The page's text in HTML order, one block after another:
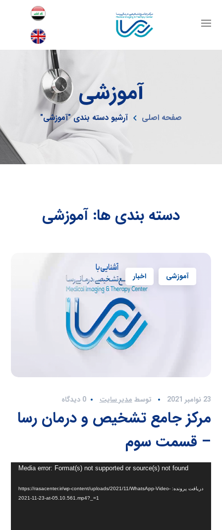
آموزشی
صفحه اصلی آرشیو دسته بندی "آموزشی"
دسته بندی ها: آموزشی
آموزشی اخبار
23 نوامبر 2021 توسطمدیر سایت 0 دیدگاه
مرکز جامع تشخیص و درمان رسا
– قسمت سوم
نمایشگر
ویدیو
Media error: Format(s) not supported or source(s) not found
دریافت پرونده: https://rasacenter.ir/wp-content/uploads/2021/11/WhatsApp-Video-
2021-11-23-at-05.10.561.mp4?_=1